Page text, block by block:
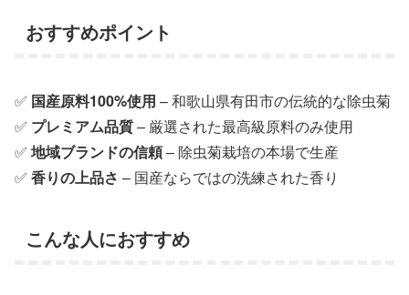
おすすめポイント
✅ 国産原料100%使用 – 和歌山県有田市の伝統的な除虫菊
✅ プレミアム品質– 厳選された最高級原料のみ使用
✅ 地域ブランドの信頼– 除虫菊栽培の本場で生産
✅ 香りの上品さ – 国産ならではの洗練された香り
こんな人におすすめ